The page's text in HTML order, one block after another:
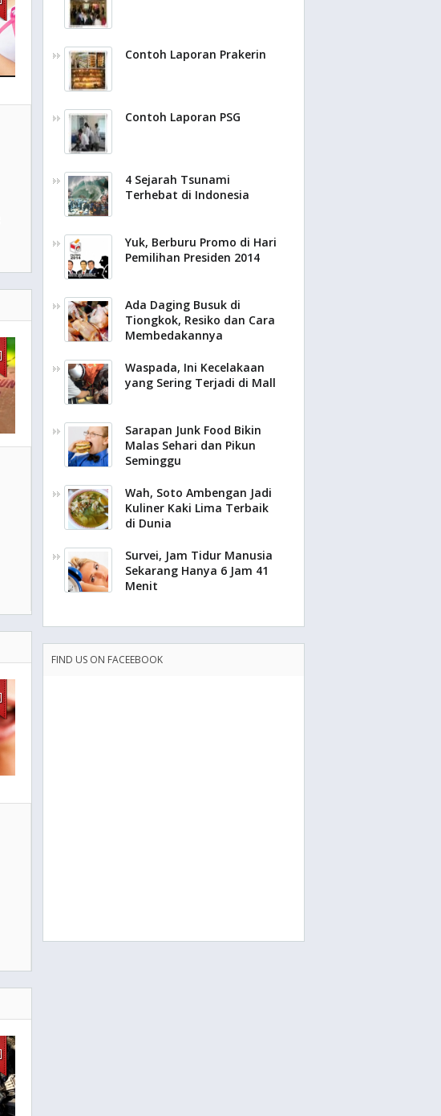
Contoh Laporan Prakerin
Contoh Laporan PSG
4 Sejarah Tsunami
Terhebat di Indonesia
Yuk, Berburu Promo di Hari
Pemilihan Presiden 2014
Ada Daging Busuk di
Tiongkok, Resiko dan Cara
Membedakannya
Waspada, Ini Kecelakaan
yang Sering Terjadi di Mall
Sarapan Junk Food Bikin
Malas Sehari dan Pikun
Seminggu
Wah, Soto Ambengan Jadi
Kuliner Kaki Lima Terbaik
di Dunia
Survei, Jam Tidur Manusia
Sekarang Hanya 6 Jam 41
Menit
FIND US ON FACEEBOOK